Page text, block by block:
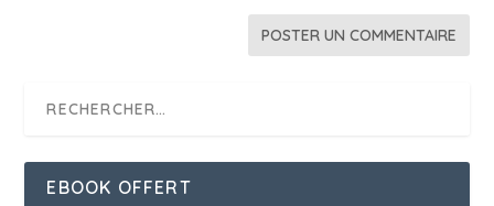
EBOOK OFFERT